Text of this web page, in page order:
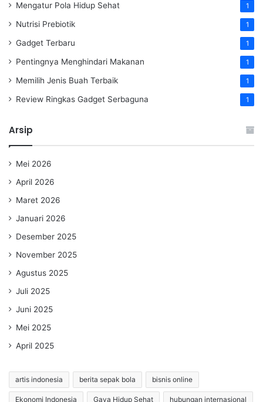
Mengatur Pola Hidup Sehat 1
Nutrisi Prebiotik 1
Gadget Terbaru 1
Pentingnya Menghindari Makanan 1
Memilih Jenis Buah Terbaik 1
Review Ringkas Gadget Serbaguna 1
Arsip
Mei 2026
April 2026
Maret 2026
Januari 2026
Desember 2025
November 2025
Agustus 2025
Juli 2025
Juni 2025
Mei 2025
April 2025
artis indonesia berita sepak bola bisnis online
Ekonomi Indonesia Gaya Hidup Sehat hubungan internasional